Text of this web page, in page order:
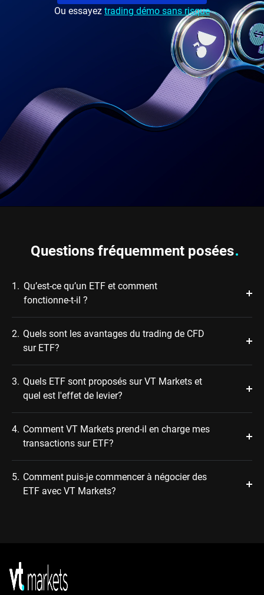
Ou essayez trading démo sans risque
Questions fréquemment posées
1. Qu’est-ce qu’un ETF et comment
fonctionne-t-il ?
2. Quels sont les avantages du trading de CFD
sur ETF?
3. Quels ETF sont proposés sur VT Markets et
quel est l'effet de levier?
4. Comment VT Markets prend-il en charge mes
transactions sur ETF?
5. Comment puis-je commencer à négocier des
ETF avec VT Markets?